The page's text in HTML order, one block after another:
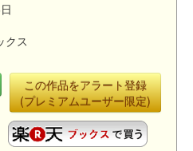
クス
この作品をアラート登録
(プレミアムユーザー限定)